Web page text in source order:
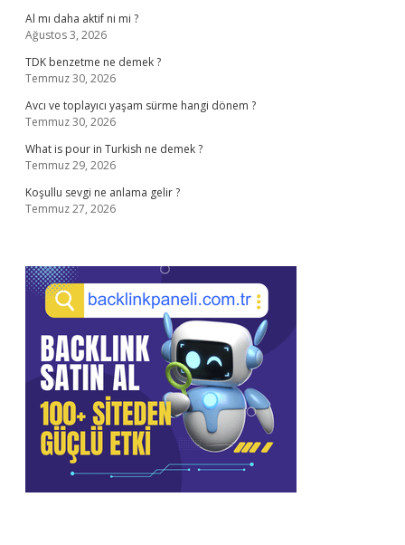
Al mı daha aktif ni mi ?
Ağustos 3, 2026
TDK benzetme ne demek ?
Temmuz 30, 2026
Avcı ve toplayıcı yaşam sürme hangi dönem ?
Temmuz 30, 2026
What is pour in Turkish ne demek ?
Temmuz 29, 2026
Koşullu sevgi ne anlama gelir ?
Temmuz 27, 2026